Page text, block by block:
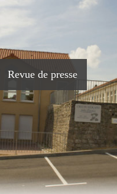
Revue de presse